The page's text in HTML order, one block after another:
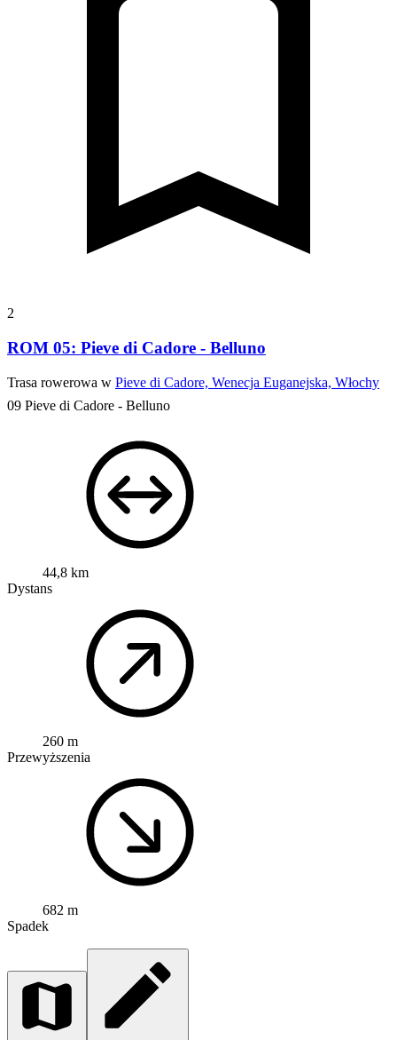
2
ROM 05: Pieve di Cadore - Belluno
Trasa rowerowa w Pieve di Cadore, Wenecja Euganejska, Włochy
09 Pieve di Cadore - Belluno
44,8 km
Dystans
260 m
Przewyższenia
682 m
Spadek